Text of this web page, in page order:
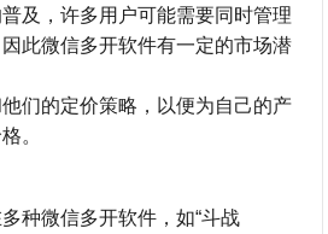
及，许多用户可能需要同时管理
此微信多开软件有一定的市场潜
们的定价策略，以便为自己的产
。
种微信多开软件，如“斗战